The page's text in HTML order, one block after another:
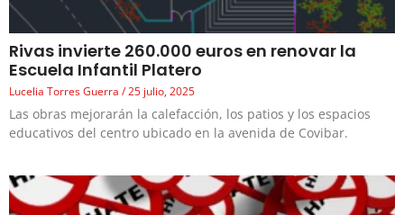
Rivas invierte 260.000 euros en renovar la
Escuela Infantil Platero
Lucelia Torres Guerra 25 julio, 2025
Las obras mejorarán la calefacción, los patios y los espacios
educativos del centro ubicado en la avenida de Covibar.